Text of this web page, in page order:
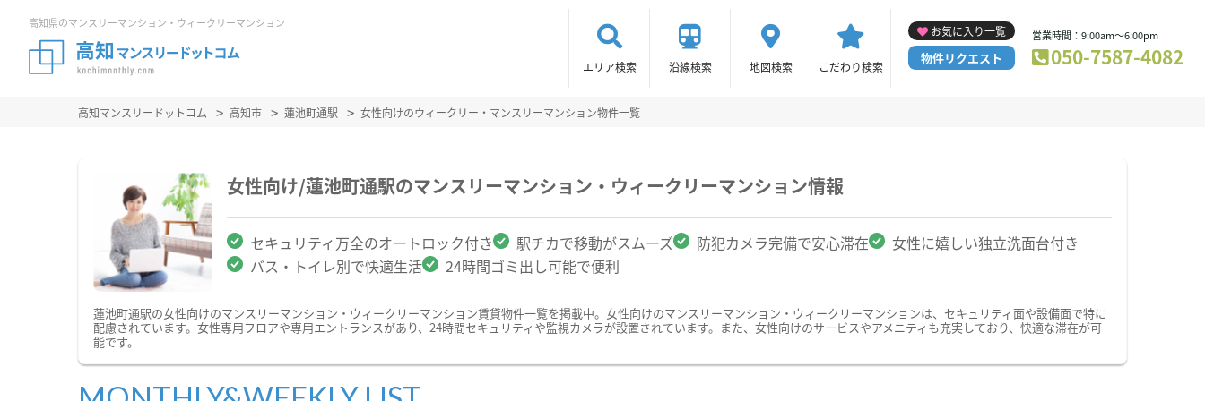
高知県のマンスリーマンション・ウィークリーマンション
エリア検索 沿線検索 地図検索 こだわり検索
お気に入り一覧
物件リクエスト
営業時間：9:00am～6:00pm
050-7587-4082
高知マンスリードットコム 高知市 蓮池町通駅 女性向けのウィークリー・マンスリーマンション物件一覧
女性向け/蓮池町通駅のマンスリーマンション・ウィークリーマンション情報
セキュリティ万全のオートロック付き 駅チカで移動がスムーズ 防犯カメラ完備で安心滞在
女性に嬉しい独立洗面台付き
バス・トイレ別で快適生活
24時間ゴミ出し可能で便利
蓮池町通駅の女性向けのマンスリーマンション・ウィークリーマンション賃貸物件一覧を掲載中。女性向けのマンスリーマンション・ウィークリーマンションは、セキュリティ面や設備面で特に
配慮されています。女性専用フロアや専用エントランスがあり、24時間セキュリティや監視カメラが設置されています。また、女性向けのサービスやアメニティも充実しており、快適な滞在が可
能です。